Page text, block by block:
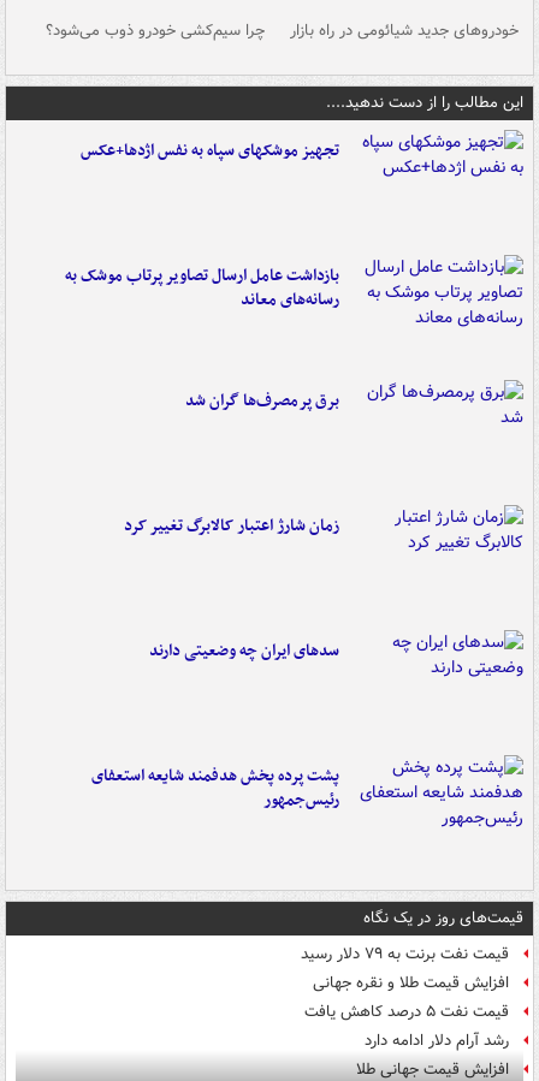
خودروهای جدید شیائومی در راه بازار چرا سیم‌کشی خودرو ذوب می‌شود؟
این مطالب را از دست ندهید....
تجهیز موشکهای سپاه به نفس اژدها+عکس
بازداشت عامل ارسال تصاویر پرتاب موشک به
رسانه‌های معاند
برق پرمصرف‌ها گران شد
زمان شارژ اعتبار کالابرگ تغییر کرد
سدهای ایران چه وضعیتی دارند
پشت پرده پخش هدفمند شایعه استعفای
رئیس‌جمهور
قیمت‌های روز در یک نگاه
قیمت نفت برنت به ۷۹ دلار رسید
افزایش قیمت طلا و نقره جهانی
قیمت نفت ۵ درصد کاهش یافت
رشد آرام دلار ادامه دارد
افزایش قیمت جهانی طلا